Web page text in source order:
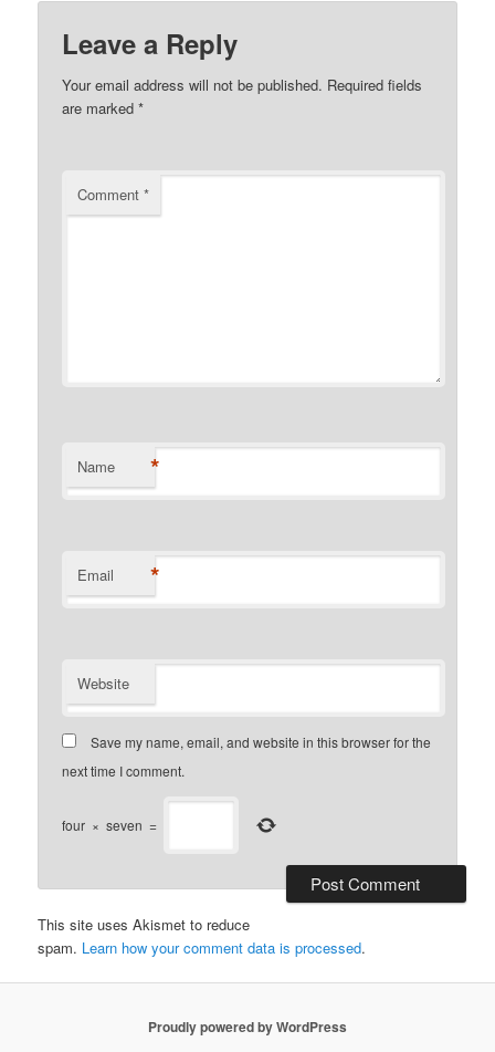
Leave a Reply
Your email address will not be published. Required fields
are marked*
Comment*
Name *
Email *
Website
Save my name, email, and website in this browser for the
next time I comment.
four × seven =
This site uses Akismet to reduce
spam. Learn how your comment data is processed.
Proudly powered by WordPress